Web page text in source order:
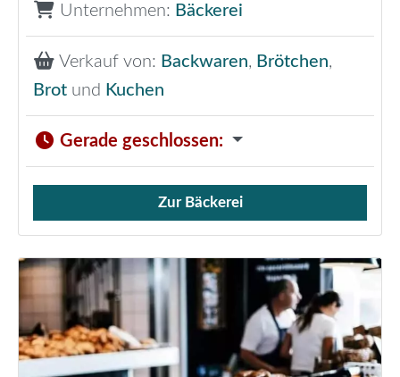
Unternehmen: Bäckerei
Verkauf von: Backwaren, Brötchen,
Brot und Kuchen
Gerade geschlossen:
Verkauf von Brötchen,
Zur Bäckerei